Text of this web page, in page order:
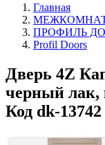
Главная
ПРОФИЛЬ
Profil Doors
Дверь 4Z
черный лак,
Код dk-13742